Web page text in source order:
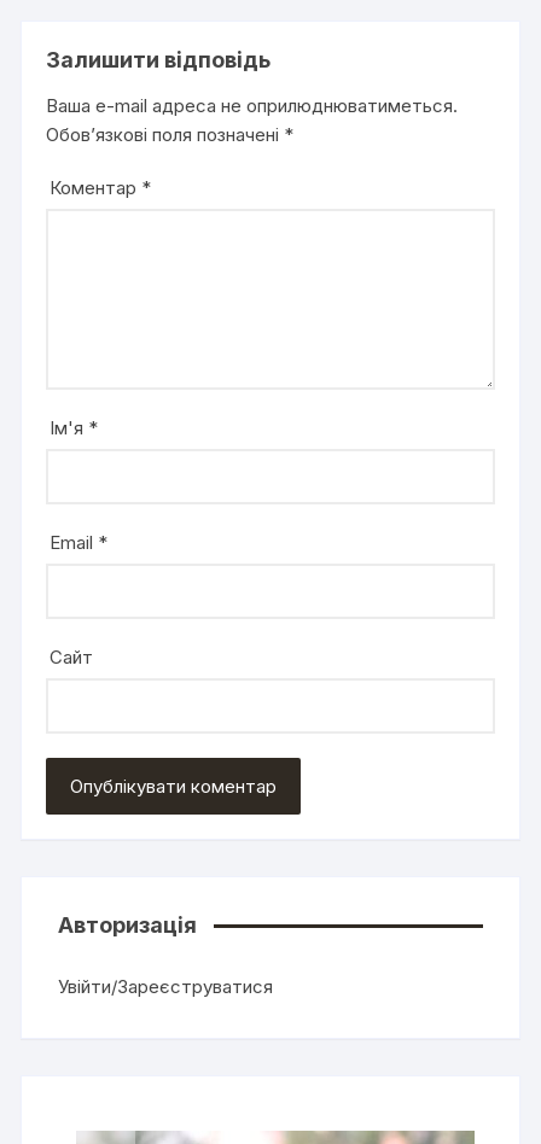
Залишити відповідь
Ваша e-mail адреса не оприлюднюватиметься.
Обов’язкові поля позначені *
Коментар *
Ім'я *
Email *
Сайт
Авторизація
Увійти/Зареєструватися